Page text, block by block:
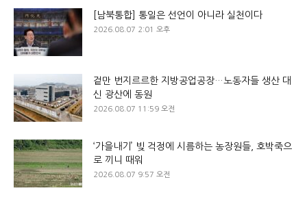
[남북통합] 통일은 선언이 아니라 실천이다
2026.08.07 2:01 오후
겉만 번지르르한 지방공업공장…노동자들 생산 대
신 광산에 동원
2026.08.07 11:59 오전
‘가을내기’ 빚 걱정에 시름하는 농장원들, 호박죽으
로 끼니 때워
2026.08.07 9:57 오전